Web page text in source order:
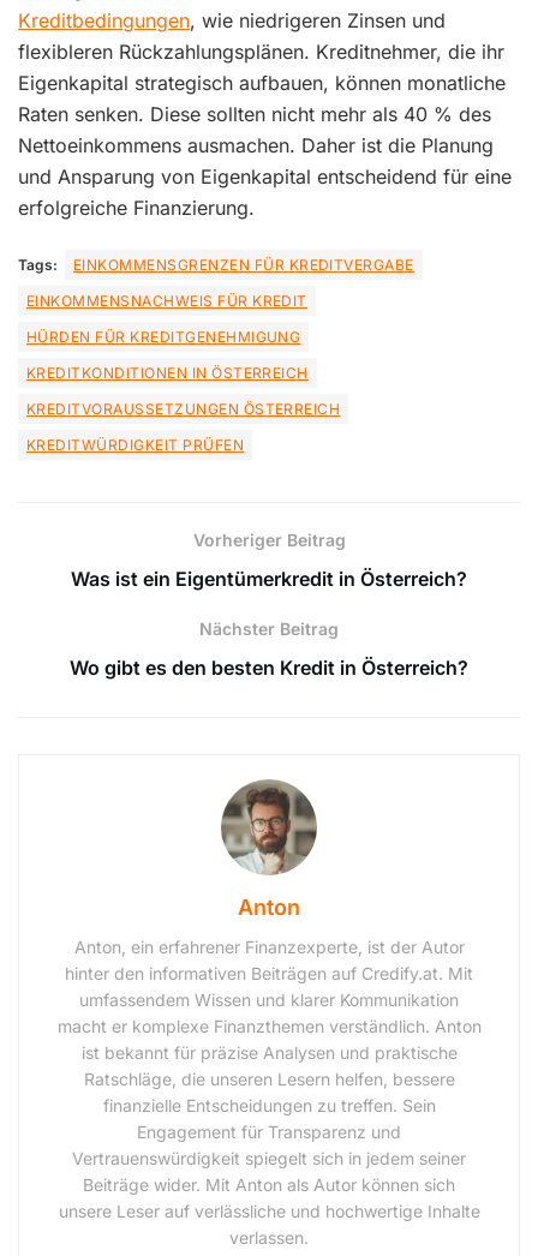
Kreditbedingungen, wie niedrigeren Zinsen und
flexibleren Rückzahlungsplänen. Kreditnehmer, die ihr
Eigenkapital strategisch aufbauen, können monatliche
Raten senken. Diese sollten nicht mehr als 40 % des
Nettoeinkommens ausmachen. Daher ist die Planung
und Ansparung von Eigenkapital entscheidend für eine
erfolgreiche Finanzierung.
Tags:
EINKOMMENSGRENZEN FÜR KREDITVERGABE
EINKOMMENSNACHWEIS FÜR KREDIT
HÜRDEN FÜR KREDITGENEHMIGUNG
KREDITKONDITIONEN IN ÖSTERREICH
KREDITVORAUSSETZUNGEN ÖSTERREICH
KREDITWÜRDIGKEIT PRÜFEN
Vorheriger Beitrag
Was ist ein Eigentümerkredit in Österreich?
Nächster Beitrag
Wo gibt es den besten Kredit in Österreich?
Anton
Anton, ein erfahrener Finanzexperte, ist der Autor
hinter den informativen Beiträgen auf Credify.at. Mit
umfassendem Wissen und klarer Kommunikation
macht er komplexe Finanzthemen verständlich. Anton
ist bekannt für präzise Analysen und praktische
Ratschläge, die unseren Lesern helfen, bessere
finanzielle Entscheidungen zu treffen. Sein
Engagement für Transparenz und
Vertrauenswürdigkeit spiegelt sich in jedem seiner
Beiträge wider. Mit Anton als Autor können sich
unsere Leser auf verlässliche und hochwertige Inhalte
verlassen.